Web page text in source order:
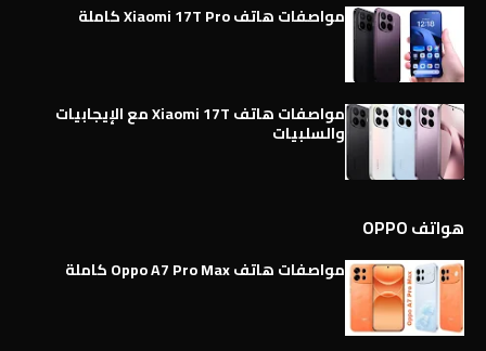
مواصفات هاتف Xiaomi 17T Pro كاملة
مواصفات هاتف Xiaomi 17T مع الإيجابيات
والسلبيات
هواتف OPPO
مواصفات هاتف Oppo A7 Pro Max كاملة